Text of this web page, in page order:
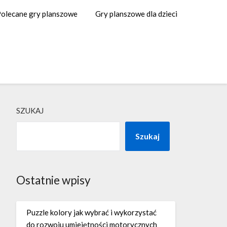
gry planszowe Gry planszowe dla dzieci
SZUKAJ
Szukaj
Ostatnie wpisy
Puzzle kolory jak wybrać i wykorzystać
do rozwoju umiejętności motorycznych